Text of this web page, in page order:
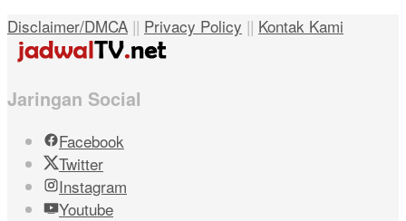
Disclaimer/DMCA || Privacy Policy || Kontak Kami
Jaringan Social
Facebook
Twitter
Instagram
Youtube